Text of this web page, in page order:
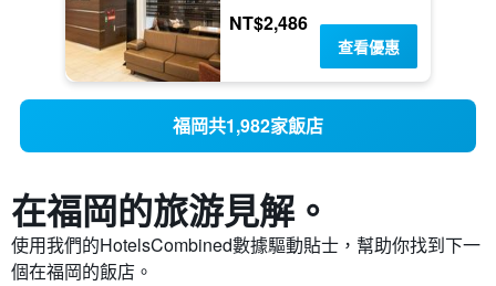
NT$2,486
查看優惠
福岡共1,982家飯店
在福岡​的旅游見解。
使用我們的HotelsCombined數據驅動貼士，幫助你找到下一
個在福岡​的飯店。